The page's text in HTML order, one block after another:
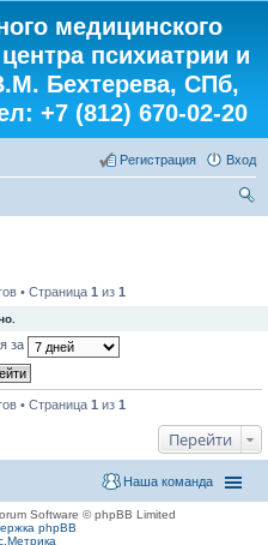
медицинского
психиатрии и
Бехтерева, СПб,
+7 (812) 670-02-20
Вход
Регистрация
• Страница 1 из 1
за
• Страница 1 из 1
Перейти
Наша команда
Software © phpBB Limited
phpBB